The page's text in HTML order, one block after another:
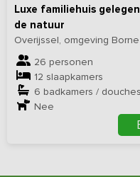
Luxe familiehuis
de natuur
Overijssel, omgeving Borne
26 personen
12 slaapkamers
6 badkamers / douches
Nee